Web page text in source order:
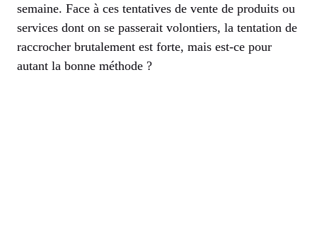
semaine. Face à ces tentatives de vente de produits ou
services dont on se passerait volontiers, la tentation de
raccrocher brutalement est forte, mais est-ce pour
autant la bonne méthode ?